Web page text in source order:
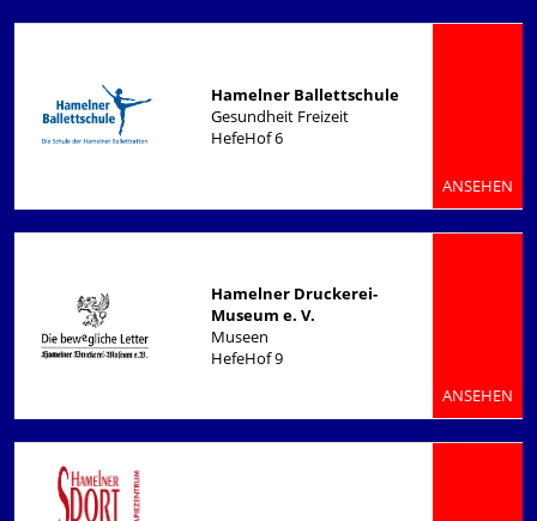
Hamelner Ballettschule
Gesundheit Freizeit
HefeHof 6
ANSEHEN
Hamelner Druckerei-
Museum e. V.
Museen
HefeHof 9
ANSEHEN